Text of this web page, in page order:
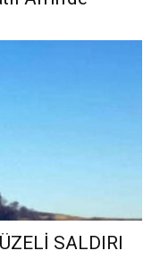
SALDIRI